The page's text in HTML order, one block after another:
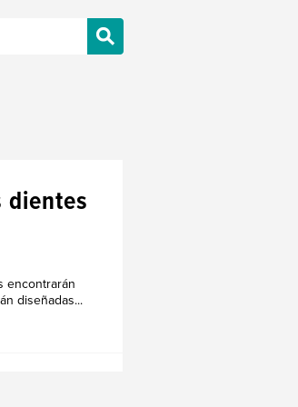
dientes
encontrarán
diseñadas...